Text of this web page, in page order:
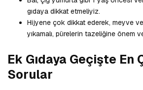
gıdaya dikkat etmeliyiz.
Hijyene çok dikkat ederek, meyve
yıkamalı, pürelerin tazeliğine önem
Ek Gıdaya Geçişte En
Sorular